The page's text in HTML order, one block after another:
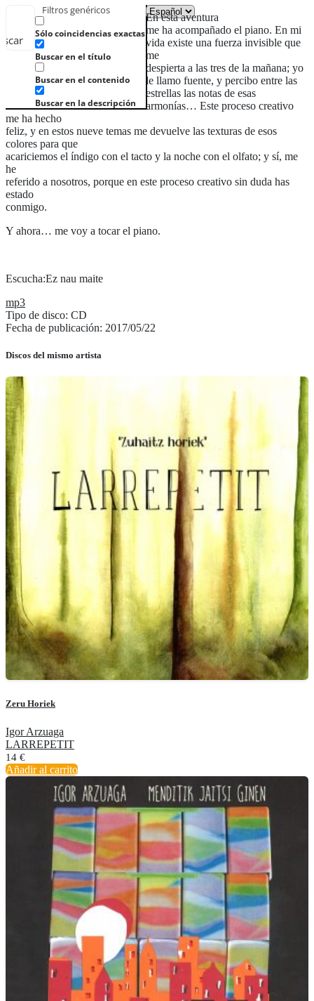
Filtros genéricos
Sólo coincidencias exactas
Buscar en el título
Buscar en el contenido
Buscar en la descripción
En esta aventura
me ha acompañado el piano. En mi
vida existe una fuerza invisible que
me
despierta a las tres de la mañana; yo
le llamo fuente, y percibo entre las
estrellas las notas de esas
armonías… Este proceso creativo
me ha hecho
feliz, y en estos nueve temas me devuelve las texturas de esos
colores para que
acariciemos el índigo con el tacto y la noche con el olfato; y sí, me
he
referido a nosotros, porque en este proceso creativo sin duda has
estado
conmigo.
Y ahora… me voy a tocar el piano.
Escucha:Ez nau maite
mp3
Tipo de disco: CD
Fecha de publicación: 2017/05/22
Discos del mismo artista
Zeru Horiek
Igor Arzuaga
LARREPETIT
14 €
Añadir al carrito